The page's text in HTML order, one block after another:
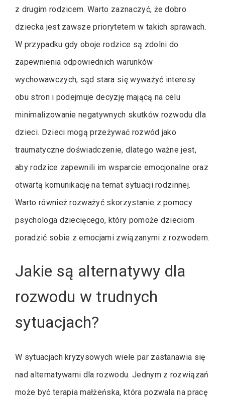
z drugim rodzicem. Warto zaznaczyć, że dobro
dziecka jest zawsze priorytetem w takich sprawach.
W przypadku gdy oboje rodzice są zdolni do
zapewnienia odpowiednich warunków
wychowawczych, sąd stara się wyważyć interesy
obu stron i podejmuje decyzję mającą na celu
minimalizowanie negatywnych skutków rozwodu dla
dzieci. Dzieci mogą przeżywać rozwód jako
traumatyczne doświadczenie, dlatego ważne jest,
aby rodzice zapewnili im wsparcie emocjonalne oraz
otwartą komunikację na temat sytuacji rodzinnej.
Warto również rozważyć skorzystanie z pomocy
psychologa dziecięcego, który pomoże dzieciom
poradzić sobie z emocjami związanymi z rozwodem.
Jakie są alternatywy dla
rozwodu w trudnych
sytuacjach?
W sytuacjach kryzysowych wiele par zastanawia się
nad alternatywami dla rozwodu. Jednym z rozwiązań
może być terapia małżeńska, która pozwala na pracę